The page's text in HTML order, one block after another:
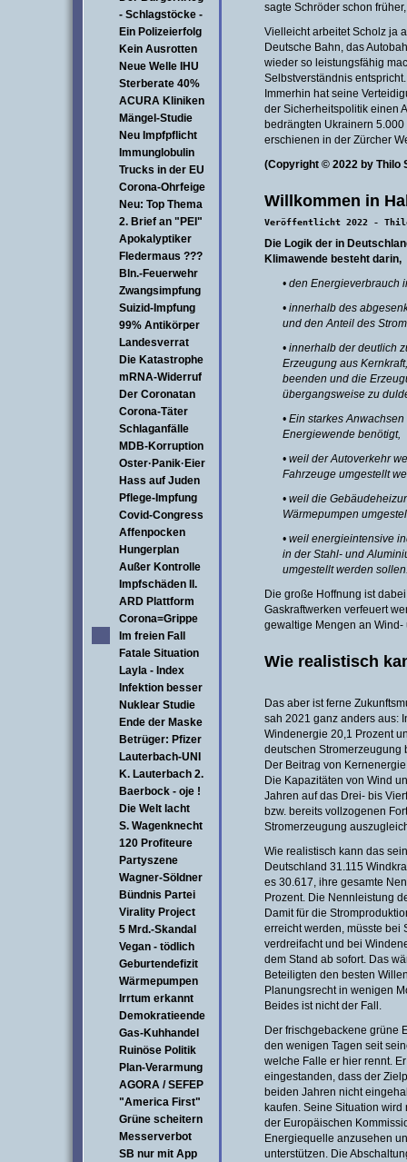
- Schlagstöcke -
Ein Polizeierfolg
Kein Ausrotten
Neue Welle IHU
Sterberate 40%
ACURA Kliniken
Mängel-Studie
Neu Impfpflicht
Immunglobulin
Trucks in der EU
Corona-Ohrfeige
Neu: Top Thema
2. Brief an "PEI"
Apokalyptiker
Fledermaus ???
Bln.-Feuerwehr
Zwangsimpfung
Suizid-Impfung
99% Antikörper
Landesverrat
Die Katastrophe
mRNA-Widerruf
Der Coronatan
Corona-Täter
Schlaganfälle
MDB-Korruption
Oster·Panik·Eier
Hass auf Juden
Pflege-Impfung
Covid-Congress
Affenpocken
Hungerplan
Außer Kontrolle
Impfschäden II.
ARD Plattform
Corona=Grippe
Im freien Fall
Fatale Situation
Layla - Index
Infektion besser
Nuklear Studie
Ende der Maske
Betrüger: Pfizer
Lauterbach-UNI
K. Lauterbach 2.
Baerbock - oje !
Die Welt lacht
S. Wagenknecht
120 Profiteure
Partyszene
Wagner-Söldner
Bündnis Partei
Virality Project
5 Mrd.-Skandal
Vegan - tödlich
Geburtendefizit
Wärmepumpen
Irrtum erkannt
Demokratieende
Gas-Kuhhandel
Ruinöse Politik
Plan-Verarmung
AGORA / SEFEP
"America First"
Grüne scheitern
Messerverbot
SB nur mit App
sagte Schröder schon
Vielleicht arbeitet Scholz ja
Deutsche Bahn, das
wieder so leistungsfähig
Selbstverständnis
Immerhin hat seine
der Sicherheitspolitik einen
bedrängten Ukrainern
erschienen in der Zürcher
(Copyright © 2022 by Thilo
Willkommen in
Veröffentlicht 2022 -
Die Logik der in
Klimawende besteht darin,
• den Energieverbrauch
• innerhalb des
und den Anteil des
• innerhalb der deutlich
Erzeugung aus
beenden und die
übergangsweise zu
• Ein starkes
Energiewende benötigt,
• weil der Autoverkehr
Fahrzeuge umgestellt
• weil die
Wärmepumpen
• weil energieintensive
in der Stahl- und
umgestellt werden
Die große Hoffnung ist
Gaskraftwerken verfeuert
gewaltige Mengen an
Wie realistisch
Das aber ist ferne
sah 2021 ganz anders aus:
Windenergie 20,1 Prozent
deutschen Stromerzeugung
Der Beitrag von
Die Kapazitäten von Wind
Jahren auf das Drei- bis
bzw. bereits vollzogenen
Stromerzeugung
Wie realistisch kann das
Deutschland 31.115
es 30.617, ihre gesamte
Prozent. Die Nennleistung
Damit für die
erreicht werden, müsste bei
verdreifacht und bei
dem Stand ab sofort. Das
Beteiligten den besten
Planungsrecht in wenigen
Beides ist nicht der Fall.
Der frischgebackene grüne
den wenigen Tagen seit
welche Falle er hier rennt.
eingestanden, dass der
beiden Jahren nicht
kaufen. Seine Situation
der Europäischen
Energiequelle anzusehen
unterstützen. Die